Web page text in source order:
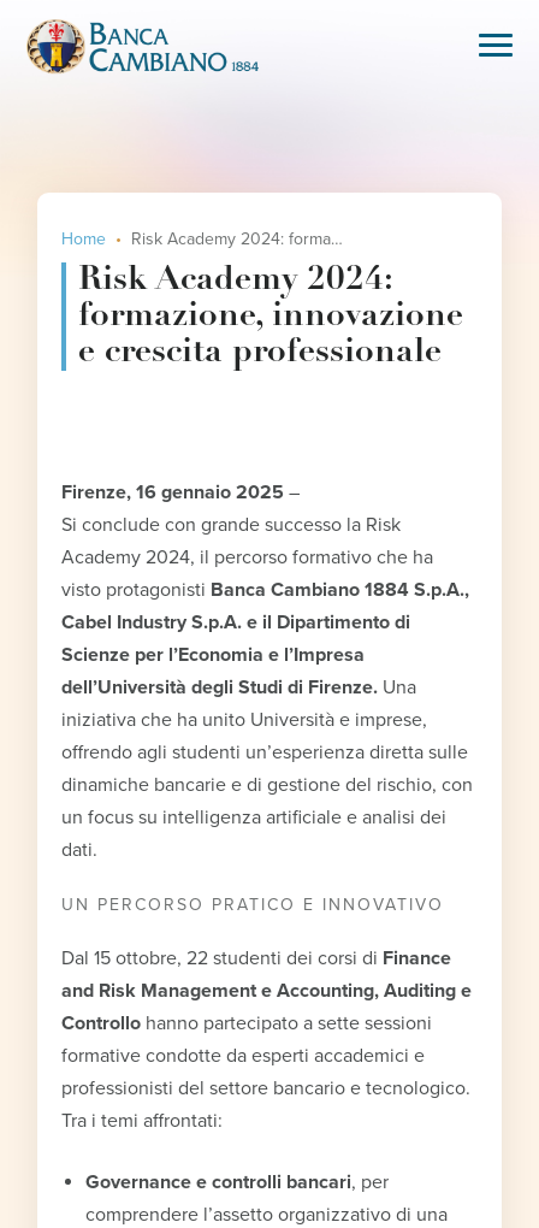
Home Risk Academy 2024: formazione, innovazione e crescita professionale
Risk Academy 2024:
formazione, innovazione
e crescita professionale
Firenze, 16 gennaio 2025 –
Si conclude con grande successo la Risk
Academy 2024, il percorso formativo che ha
visto protagonisti Banca Cambiano 1884 S.p.A.,
Cabel Industry S.p.A. e il Dipartimento di
Scienze per l’Economia e l’Impresa
dell’Università degli Studi di Firenze. Una
iniziativa che ha unito Università e imprese,
offrendo agli studenti un’esperienza diretta sulle
dinamiche bancarie e di gestione del rischio, con
un focus su intelligenza artificiale e analisi dei
dati.
UN PERCORSO PRATICO E INNOVATIVO
Dal 15 ottobre, 22 studenti dei corsi di Finance
and Risk Management e Accounting, Auditing e
Controllo hanno partecipato a sette sessioni
formative condotte da esperti accademici e
professionisti del settore bancario e tecnologico.
Tra i temi affrontati:
Governance e controlli bancari, per
comprendere l’assetto organizzativo di una